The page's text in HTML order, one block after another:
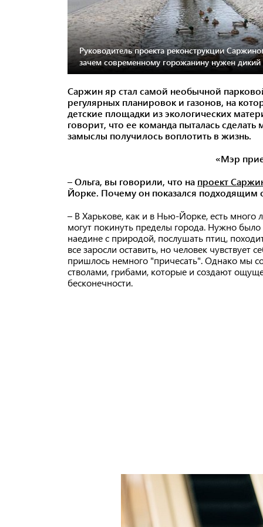
Руководитель проекта реконструкции
зачем современному горожанину нужен дикий
Саржин яр стал самой необычной
регулярных планировок и газонов, на
детские площадки из экологических
говорит, что ее команда пыталась
замыслы получилось воплотить в жизнь.
«Мэр
– Ольга, вы говорили, что на проект
Йорке. Почему он показался подходящим
– В Харькове, как и в Нью-Йорке, есть
могут покинуть пределы города. Нужно
наедине с природой, послушать птиц,
все заросли оставить, но человек чувствует
пришлось немного "причесать". Однако мы
стволами, грибами, которые и создают
бесконечности.